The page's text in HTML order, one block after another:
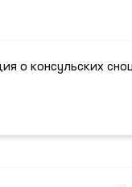
о консульских